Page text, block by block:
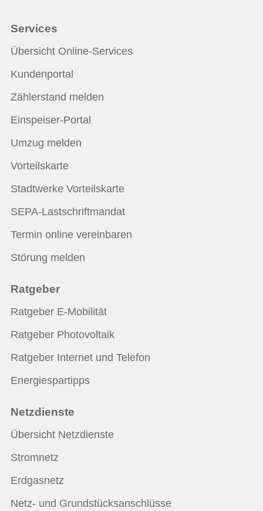
Services
Übersicht Online-Services
Kundenportal
Zählerstand melden
Einspeiser-Portal
Umzug melden
Vorteilskarte
Stadtwerke Vorteilskarte
SEPA-Lastschriftmandat
Termin online vereinbaren
Störung melden
Ratgeber
Ratgeber E-Mobilität
Ratgeber Photovoltaik
Ratgeber Internet und Telefon
Energiespartipps
Netzdienste
Übersicht Netzdienste
Stromnetz
Erdgasnetz
Netz- und Grundstücksanschlüsse